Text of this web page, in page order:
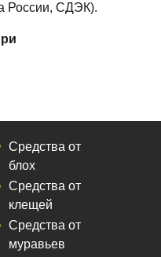
России, СДЭК).
Средства от
муравьев
Средства от
клещей
Средства от
блох